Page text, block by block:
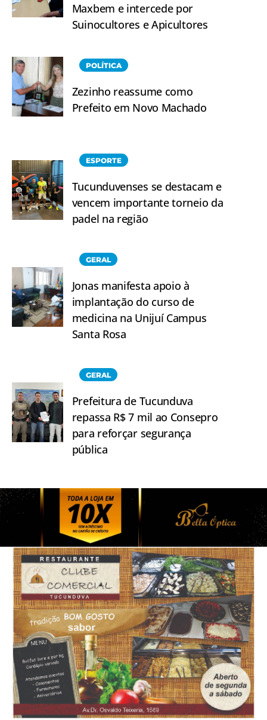
Maxbem e intercede por
Suinocultores e Apicultores
POLÍTICA
Zezinho reassume como
Prefeito em Novo Machado
ESPORTE
Tucunduvenses se destacam e
vencem importante torneio da
padel na região
GERAL
Jonas manifesta apoio à
implantação do curso de
medicina na Unijuí Campus
Santa Rosa
GERAL
Prefeitura de Tucunduva
repassa R$ 7 mil ao Consepro
para reforçar segurança
pública